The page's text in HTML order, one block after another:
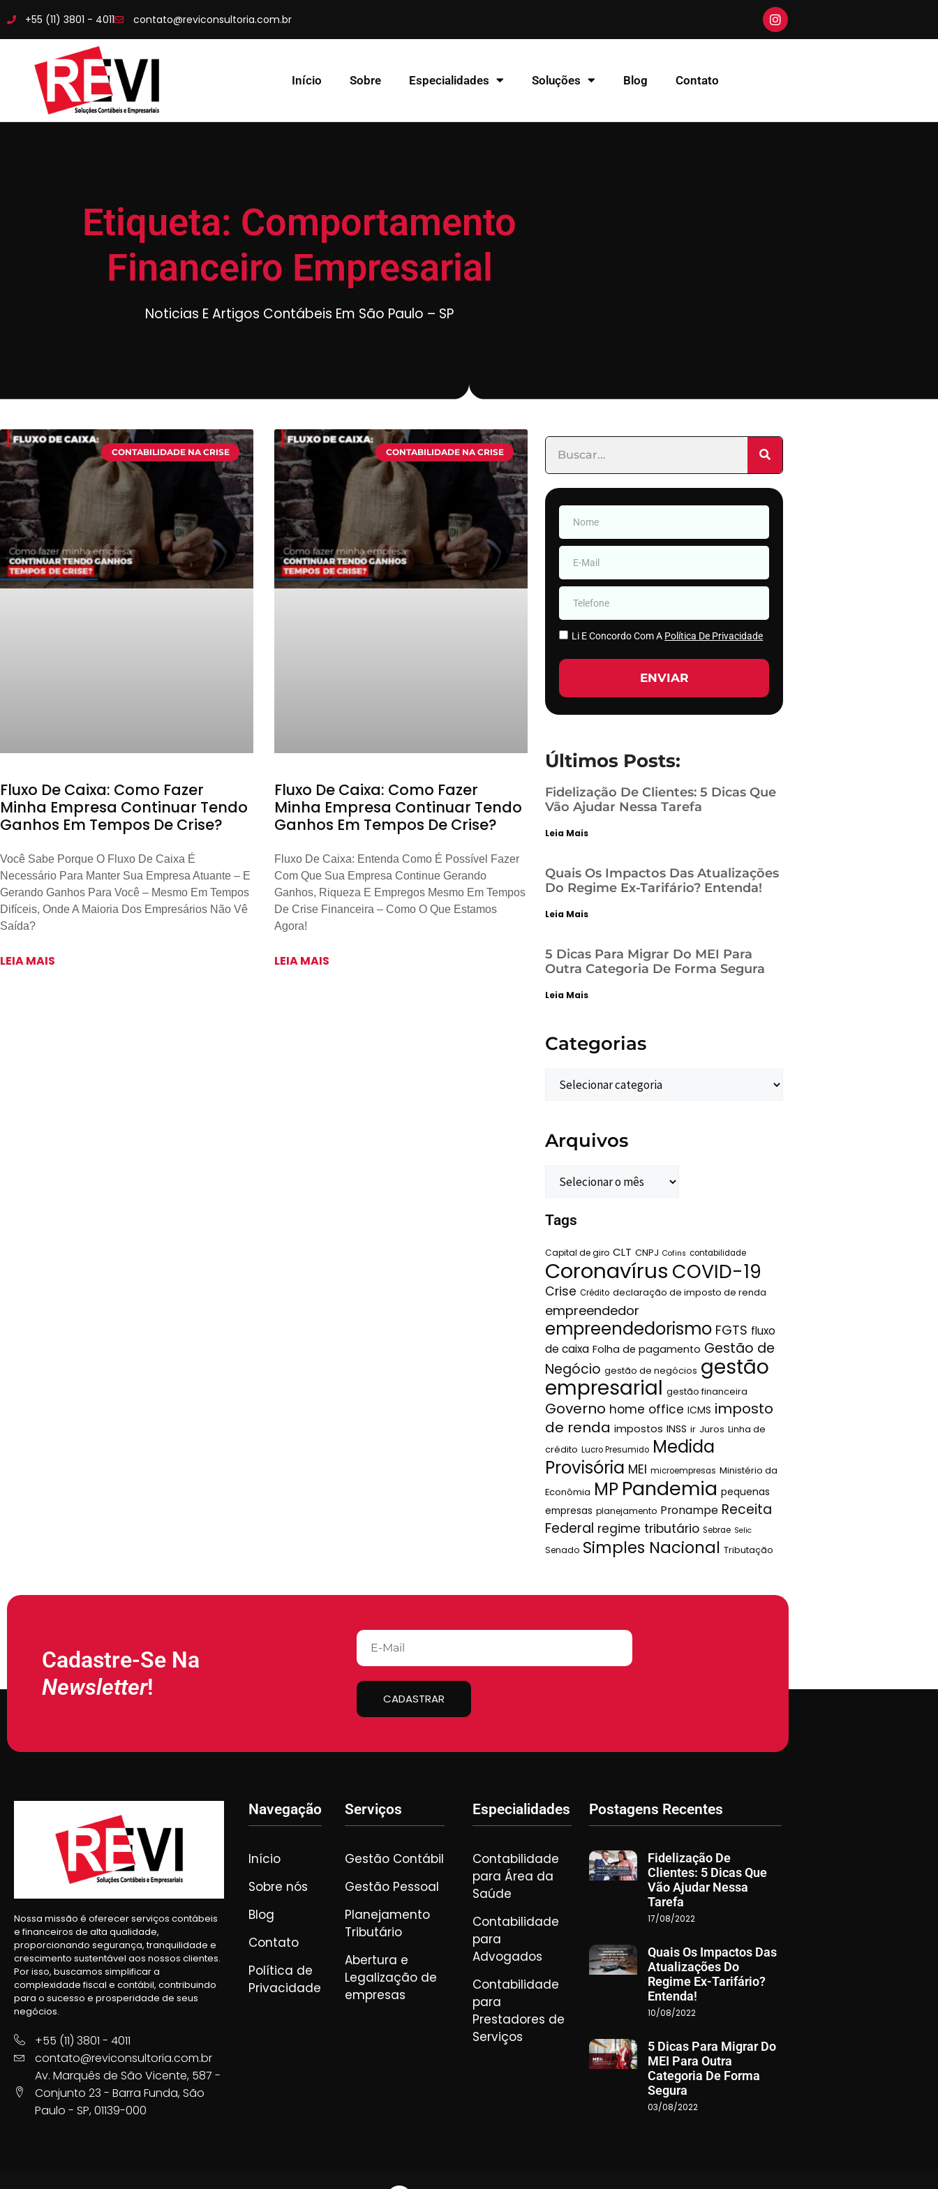
+55 (11) 3801 - 4011 contato@reviconsultoria.com.br
Início Sobre Especialidades Soluções Blog Contato
Etiqueta: Comportamento
Financeiro Empresarial
Noticias E Artigos Contábeis Em São Paulo – SP
CONTABILIDADE NA CRISE
Fluxo De Caixa: Como Fazer
Minha Empresa Continuar Tendo
Ganhos Em Tempos De Crise?
Você Sabe Porque O Fluxo De Caixa É
Necessário Para Manter Sua Empresa Atuante – E
Gerando Ganhos Para Você – Mesmo Em Tempos
Difíceis, Onde A Maioria Dos Empresários Não Vê
Saída?
LEIA MAIS
CONTABILIDADE NA CRISE
Fluxo De Caixa: Como Fazer
Minha Empresa Continuar Tendo
Ganhos Em Tempos De Crise?
Fluxo De Caixa: Entenda Como É Possível Fazer
Com Que Sua Empresa Continue Gerando
Ganhos, Riqueza E Empregos Mesmo Em Tempos
De Crise Financeira – Como O Que Estamos
Agora!
LEIA MAIS
Li E Concordo Com A Política De Privacidade
ENVIAR
Últimos Posts:
Fidelização De Clientes: 5 Dicas Que
Vão Ajudar Nessa Tarefa
Leia Mais
Quais Os Impactos Das Atualizações
Do Regime Ex-Tarifário? Entenda!
Leia Mais
5 Dicas Para Migrar Do MEI Para
Outra Categoria De Forma Segura
Leia Mais
Categorias
Arquivos
Tags
Capital de giro CLT CNPJ Cofins contabilidade
Coronavírus COVID-19
Crise Crédito declaração de imposto de renda
empreendedor
empreendedorismo FGTS fluxo
de caixa Folha de pagamento Gestão de
Negócio gestão de negócios gestão
empresarial gestão financeira
Governo home office ICMS imposto
de renda impostos INSS ir Juros Linha de
crédito Lucro Presumido Medida
Provisória MEI microempresas Ministério da
Econômia MP Pandemia pequenas
empresas planejamento Pronampe Receita
Federal regime tributário Sebrae Selic
Senado Simples Nacional Tributação
Cadastre-Se Na
Newsletter! CADASTRAR
Nossa missão é oferecer serviços contábeis
e financeiros de alta qualidade,
proporcionando segurança, tranquilidade e
crescimento sustentável aos nossos clientes.
Por isso, buscamos simplificar a
complexidade fiscal e contábil, contribuindo
para o sucesso e prosperidade de seus
negócios.
+55 (11) 3801 - 4011
contato@reviconsultoria.com.br
Av. Marquês de São Vicente, 587 -
Conjunto 23 - Barra Funda, São
Paulo - SP, 01139-000
Navegação
Início
Sobre nós
Blog
Contato
Política de
Privacidade
Serviços
Gestão Contábil
Gestão Pessoal
Planejamento
Tributário
Abertura e
Legalização de
empresas
Especialidades
Contabilidade
para Área da
Saúde
Contabilidade
para
Advogados
Contabilidade
para
Prestadores de
Serviços
Postagens Recentes
Fidelização De
Clientes: 5 Dicas Que
Vão Ajudar Nessa
Tarefa
17/08/2022
Quais Os Impactos Das
Atualizações Do
Regime Ex-Tarifário?
Entenda!
10/08/2022
5 Dicas Para Migrar Do
MEI Para Outra
Categoria De Forma
Segura
03/08/2022